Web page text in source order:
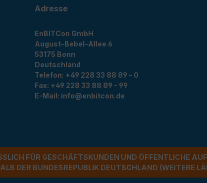
Adresse
EnBITCon GmbH
August-Bebel-Allee 6
53175 Bonn
Deutschland
Telefon: +49 228 33 88 89 - 0
Fax: +49 228 33 88 89 - 99
E-Mail: info@enbitcon.de
FÜR GESCHÄFTSKUNDEN UND ÖFFENTLICHE
DER BUNDESREPUBLIK DEUTSCHLAND (WEITERE